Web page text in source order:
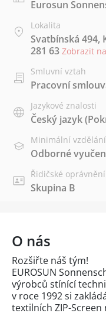
Eurosun
Lokalita
Svatbínská 494,
281 63 Zobrazit
Smluvní vztah
Pracovní
Jazykové znalosti
Český jazyk
Minimální vzdělání
Odborné
Řidičské oprávnění
Skupina B
O nás
Rozšiřte náš tým!
EUROSUN
výrobců stínící
v roce 1992 si
textilních ZIP-Screen